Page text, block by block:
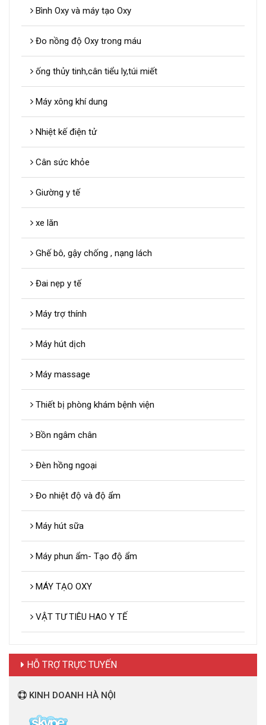
Bình Oxy và máy tạo Oxy
Đo nồng độ Oxy trong máu
ống thủy tinh,cân tiểu ly,túi miết
Máy xông khí dung
Nhiệt kế điện tử
Cân sức khỏe
Giường y tế
xe lăn
Ghế bô, gậy chống , nạng lách
Đai nẹp y tế
Máy trợ thính
Máy hút dịch
Máy massage
Thiết bị phòng khám bệnh viện
Bồn ngâm chân
Đèn hồng ngoại
Đo nhiệt độ và độ ẩm
Máy hút sữa
Máy phun ẩm- Tạo độ ẩm
MÁY TẠO OXY
VẬT TƯ TIÊU HAO Y TẾ
HỖ TRỢ TRỰC TUYẾN
KINH DOANH HÀ NỘI